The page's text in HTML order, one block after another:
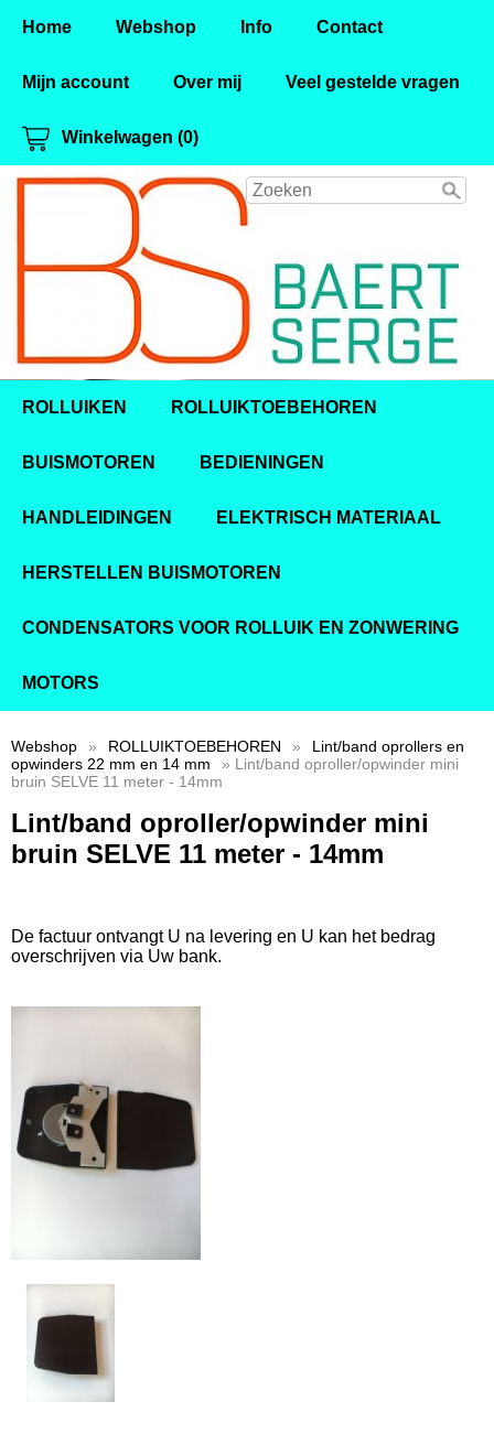
Home Webshop Info Contact
Mijn account Over mij Veel gestelde vragen
Winkelwagen (0)
ROLLUIKEN ROLLUIKTOEBEHOREN
BUISMOTOREN BEDIENINGEN
HANDLEIDINGEN ELEKTRISCH MATERIAAL
HERSTELLEN BUISMOTOREN
CONDENSATORS VOOR ROLLUIK EN ZONWERING
MOTORS
Webshop » ROLLUIKTOEBEHOREN »
Lint/band oprollers en
opwinders 22 mm en 14 mm
» Lint/band oproller/opwinder mini
bruin SELVE 11 meter - 14mm
Lint/band oproller/opwinder mini
bruin SELVE 11 meter - 14mm
De factuur ontvangt U na levering en U kan het bedrag
overschrijven via Uw bank.